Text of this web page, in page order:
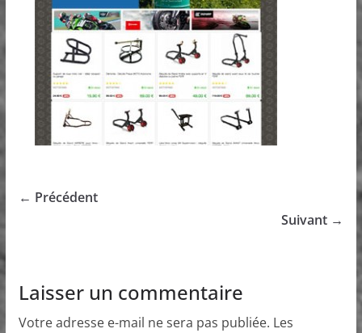
← Précédent
Suivant →
Laisser un commentaire
Votre adresse e-mail ne sera pas publiée. Les